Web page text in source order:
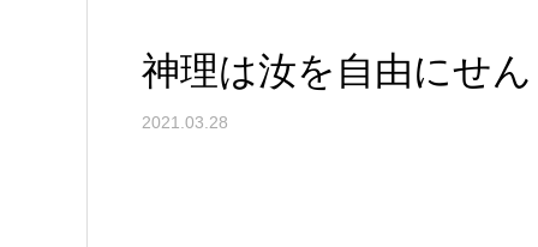
神理は汝を自由にせ
2021.03.28